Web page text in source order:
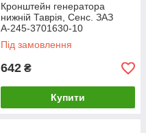
Кронштейн генератора
нижній Таврія, Сенс. ЗАЗ
А-245-3701630-10
Під замовлення
642 ₴
Купити